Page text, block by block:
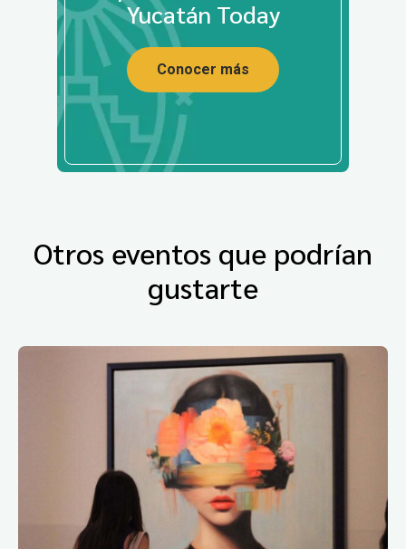
Yucatán Today
Conocer más
Otros eventos que podrían
gustarte